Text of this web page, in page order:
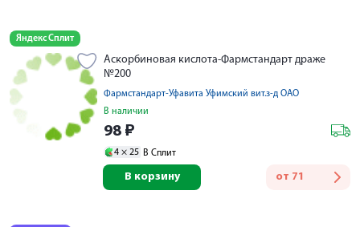
Яндекс Сплит
Аскорбиновая кислота-Фармстандарт драже
№200
Фармстандарт-Уфавита Уфимский вит.з-д ОАО
В наличии
98 ₽
4 × 25 В Сплит
от 71
В корзину